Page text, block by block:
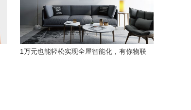
1万元也能轻松实现全屋智能化，有你物联